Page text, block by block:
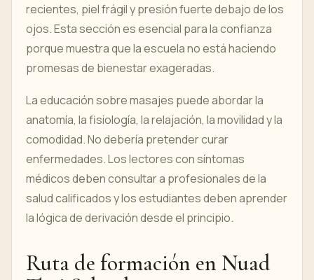
recientes, piel frágil y presión fuerte debajo de los
ojos. Esta sección es esencial para la confianza
porque muestra que la escuela no está haciendo
promesas de bienestar exageradas.
La educación sobre masajes puede abordar la
anatomía, la fisiología, la relajación, la movilidad y la
comodidad. No debería pretender curar
enfermedades. Los lectores con síntomas
médicos deben consultar a profesionales de la
salud calificados y los estudiantes deben aprender
la lógica de derivación desde el principio.
Ruta de formación en Nuad